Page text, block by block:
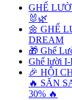
GHẾ
🐰🌿
🌼 GHẾ
DREAM
🎁 Ghế
Ghế lười I-
🎉 HỘI
🔥 SĂN
30% 🔥